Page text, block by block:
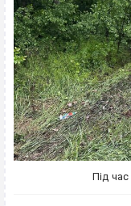
Під час